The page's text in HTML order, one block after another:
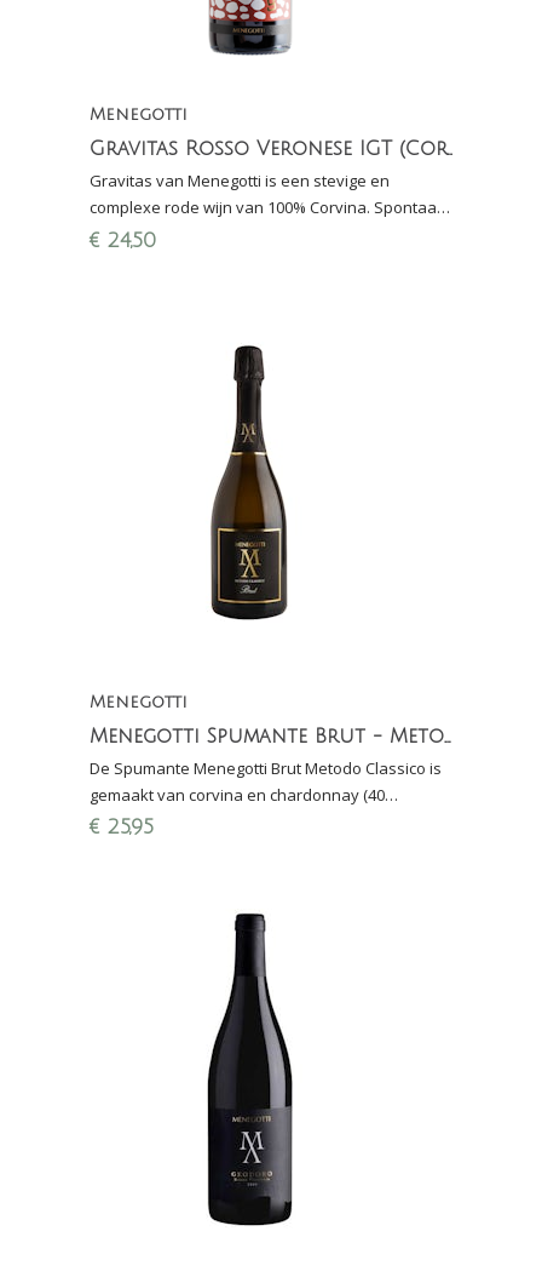
Menegotti
Gravitas Rosso Veronese IGT (Corvina)
Gravitas van Menegotti is een stevige en
complexe rode wijn van 100% Corvina. Spontaan
vergist en rijping in cement gedurende 24
€ 24,50
Menegotti
Menegotti Spumante Brut - Metodo Classico (40 maanden sur lie)
De Spumante Menegotti Brut Metodo Classico is
gemaakt van corvina en chardonnay (40
maanden sur lie): fijne mousse, fraaie zuren, fruit
€ 25,95